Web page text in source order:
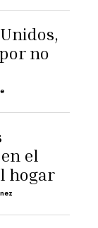
no
el
hogar